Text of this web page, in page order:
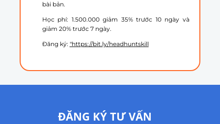
bài bản.
Học phí: 1.500.000 giảm 35% trước 10 ngày và
giảm 20% trước 7 ngày.
Đăng ký: "https://bit.ly/headhuntskill
ĐĂNG KÝ TƯ VẤN